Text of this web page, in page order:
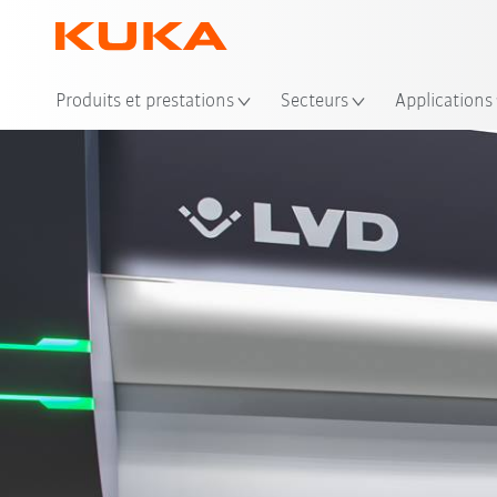
Produits et prestations Secteurs Applications